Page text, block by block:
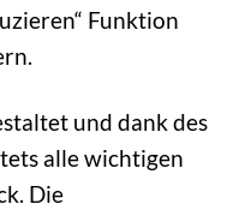
Funktion
und dank des
alle wichtigen
Die